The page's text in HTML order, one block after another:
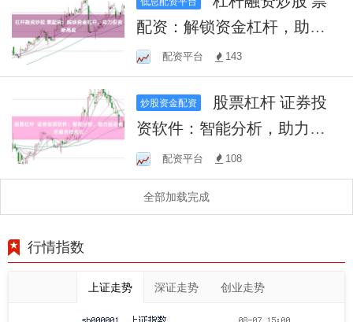
配资：解锁资金杠杆，助力
投资新高度
配资平台 143
炒股资金配资
资软件：智能分析，助力投
资者把握市场先机
配资平台 108
全部加载完成
行情指数
上证走势 深证走势 创业走势